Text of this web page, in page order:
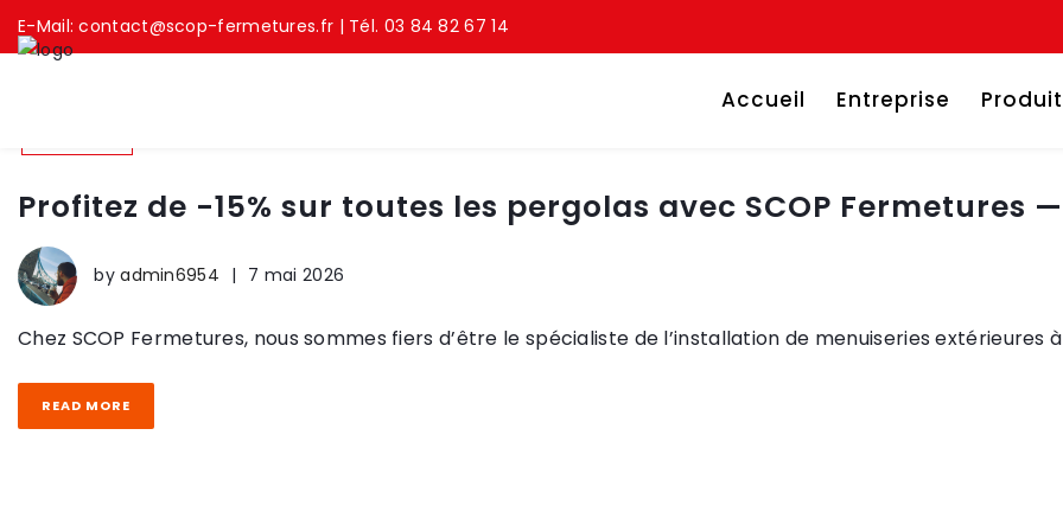
E-Mail:contact@scop-fermetures.fr | Tél. 03 84 82 67 14
Accueil Entreprise
Profitez de -15% sur toutes les pergolas avec SCOP Fermetures
byadmin6954 | 7 mai 2026
Chez SCOP Fermetures, nous sommes fiers d’être le spécialiste de l’installation de menuiseries extérieures
READ MORE